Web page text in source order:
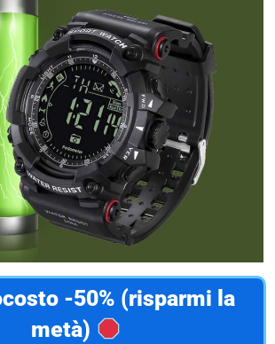
-50% (risparmi la
metà)